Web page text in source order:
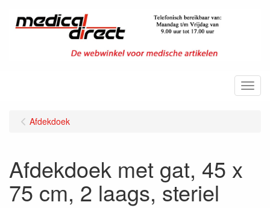
Menu
Afdekdoek
Afdekdoek met gat, 45 x
75 cm, 2 laags, steriel